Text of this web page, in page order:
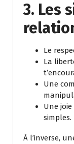
3. Les
Le
La
Une
Une
simples.
À l’inverse,